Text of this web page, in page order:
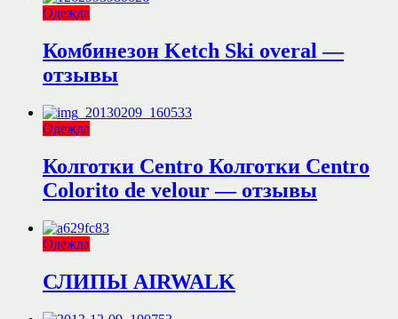
Одежда
Комбинезон Ketch Ski overal —
отзывы
Одежда
Колготки Centro Колготки Centro
Colorito de velour — отзывы
Одежда
СЛИПЫ AIRWALK